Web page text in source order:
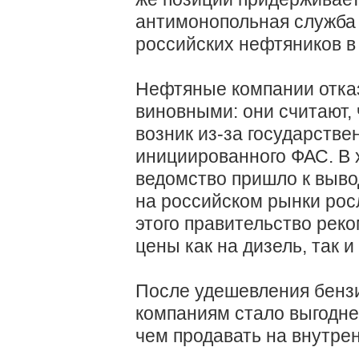
антимонопольная
российских нефтяников
Нефтяные компании
виновными: они считают,
возник из-за
инициированного ФАС. В
ведомство пришло к
на российском рынки
этого правительство
цены как на дизель, так
После удешевления
компаниям стало
чем продавать на